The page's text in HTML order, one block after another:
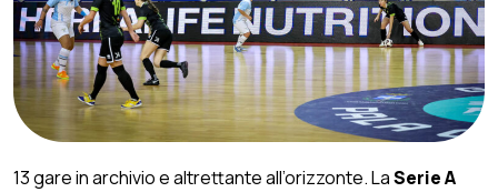
13 gare in archivio e altrettante all’orizzonte. LaSerie A